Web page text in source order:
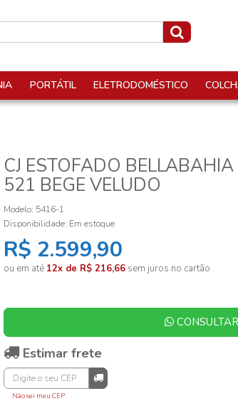
PORTÁTIL ELETRODOMÉSTICO
CJ ESTOFADO
521 BEGE VELUDO
Modelo: 5416-1
Disponibilidade: Em estoque
R$ 2.599,90
ou em até 12x de R$ 216,66 sem juros no cartão
CONSULTAR
Estimar frete
Não sei meu CEP